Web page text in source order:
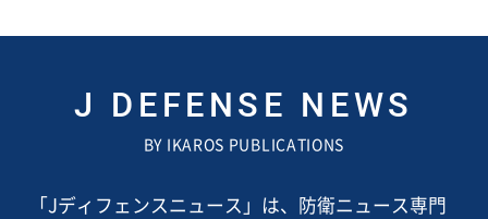
J DEFENSE NEWS
BY IKAROS PUBLICATIONS
「Jディフェンスニュース」は、防衛ニュース専門